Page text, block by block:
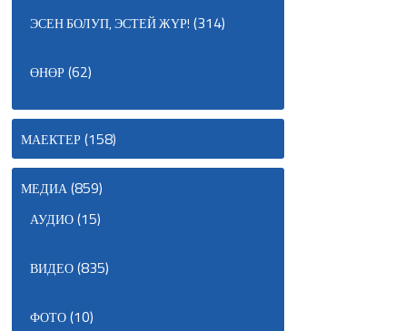
ЭСЕН БОЛУП, ЭСТЕЙ ЖҮР! (314)
ӨНӨР(62)
МАЕКТЕР(158)
МЕДИА(859)
АУДИО(15)
ВИДЕО(835)
ФОТО(10)